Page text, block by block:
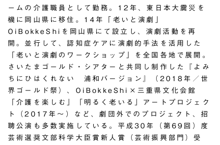
ームの介護職員として勤務。12年、東日本大震災を
機に岡山県に移住。14年「老いと演劇」
OiBokkeShiを岡山県にて設立し、演劇活動を再
開。並行して、認知症ケアに演劇的手法を活用した
「老いと演劇のワークショップ」を全国各地で展開。
さいたまゴールド・シアターと共同し制作した『よみ
ちにひはくれない 浦和バージョン』（2018年／世
界ゴールド祭）、OiBokkeShi×三重県文化会館
「介護を楽しむ」「明るく老いる」アートプロジェク
ト（2017年～）など、劇団外でのプロジェクト、招
聘公演も多数実施している。平成30年（第69回）度
芸術選奨文部科学大臣賞新人賞（芸術振興部門）受